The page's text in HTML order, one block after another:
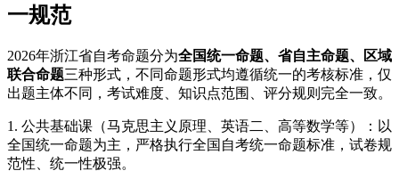
一规范
2026年浙江省自考命题分为全国统一命题、省自主命题、区域
联合命题三种形式，不同命题形式均遵循统一的考核标准，仅
出题主体不同，考试难度、知识点范围、评分规则完全一致。
1. 公共基础课（马克思主义原理、英语二、高等数学等）：以
全国统一命题为主，严格执行全国自考统一命题标准，试卷规
范性、统一性极强。